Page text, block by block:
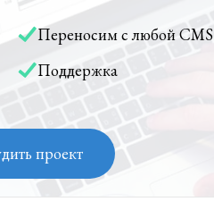
Переносим с любой CMS
Поддержка
проект